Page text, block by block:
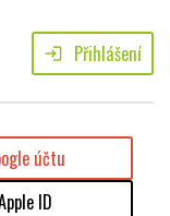
login Přihlášení
účtu
ID